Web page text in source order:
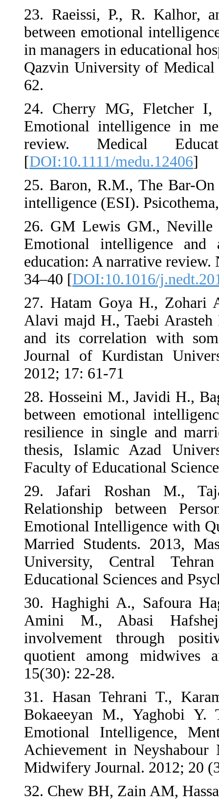
23. Raeissi, P.,
between
in managers in
Qazvin University
24. Cherry MG,
Emotional
review.
[DOI:10.1111/
25. Baron, R.M.,
intelligence (ESI).
26. GM Lewis
Emotional
education: A
34–40 [
27. Hatam Goya
Alavi majd H.,
and its
Journal of
2012; 17: 61-71
28. Hosseini M.,
between
resilience in single
thesis, Islamic
Faculty of
29. Jafari
Relationship
Emotional
Married Students.
University,
Educational
30. Haghighi A.,
Amini M.,
involvement
quotient among
15(30): 22-28.
31. Hasan
Bokaeeyan M.,
Emotional
Achievement in
Midwifery Journal.
32. Chew BH, Zain